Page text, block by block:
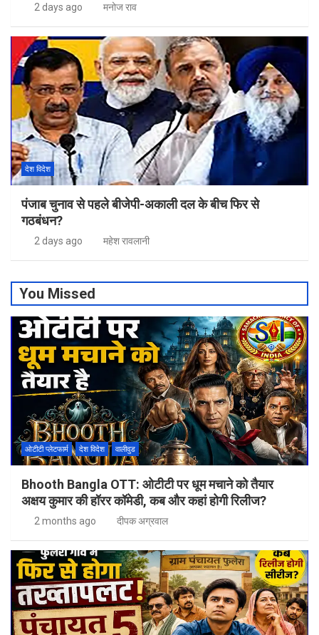
2 days ago मनोज राव
देश विदेश
पंजाब चुनाव से पहले बीजेपी-अकाली दल के बीच फिर से
गठबंधन?
2 days ago महेश रावलानी
You Missed
ओटीटी प्लेटफार्म देश विदेश वालीवुड
Bhooth Bangla OTT: ओटीटी पर धूम मचाने को तैयार
अक्षय कुमार की हॉरर कॉमेडी, कब और कहां होगी रिलीज?
2 months ago दीपक अग्रवाल